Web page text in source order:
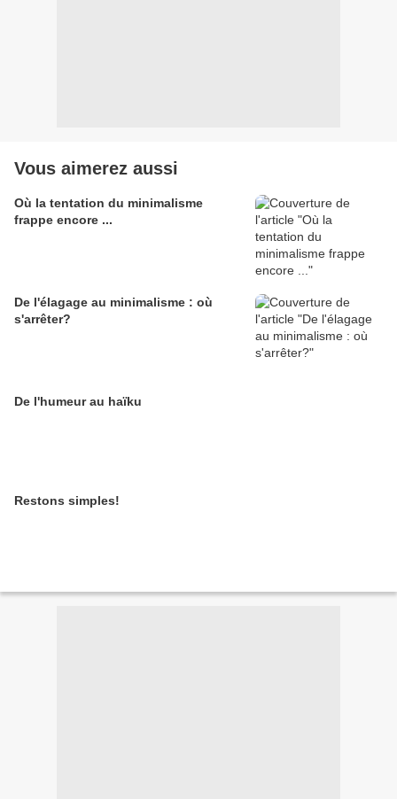
Vous aimerez aussi
Où la tentation du minimalisme
frappe encore ...
De l'élagage au minimalisme : où
s'arrêter?
De l'humeur au haïku
Restons simples!